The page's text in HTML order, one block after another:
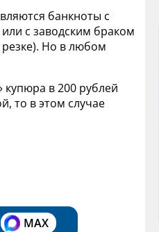
банкноты с
с заводским браком
Но в любом
в 200 рублей
то в этом случае
MAX